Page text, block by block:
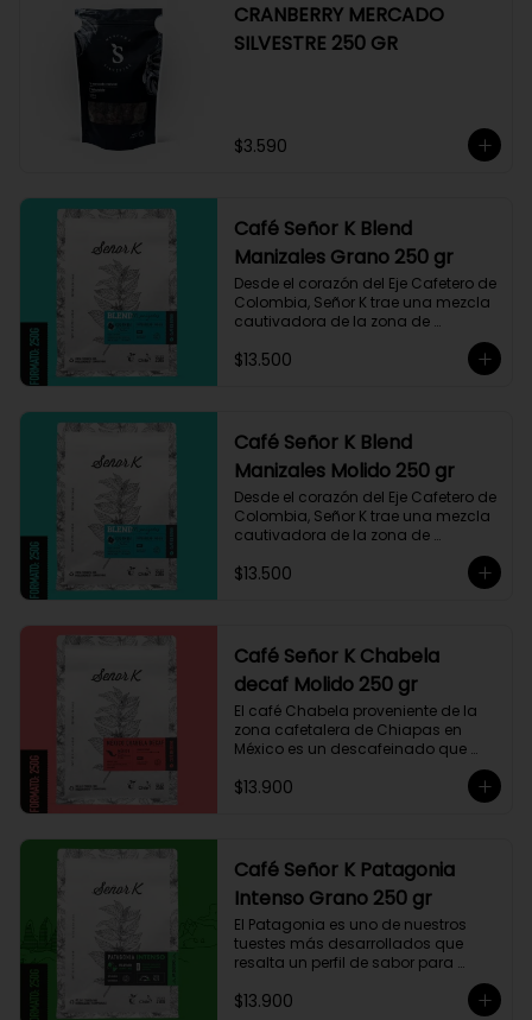
CRANBERRY MERCADO
SILVESTRE 250 GR
$3.590
Café Señor K Blend
Manizales Grano 250 gr
Desde el corazón del Eje Cafetero de
Colombia, Señor K trae una mezcla
cautivadora de la zona de
Manizales, entre 1.800 y 1.950 msnm.
La variedad es Castillo, que ha sido
trazas de chocolate. El tueste medio
permite degustar todos los sabores
complejos de este café
$13.500
Café Señor K Blend
Manizales Molido 250 gr
Desde el corazón del Eje Cafetero de
Colombia, Señor K trae una mezcla
cautivadora de la zona de
Manizales, entre 1.800 y 1.950 msnm.
La variedad es Castillo, que ha sido
trazas de chocolate. El tueste medio
permite degustar todos los sabores
complejos de este café
$13.500
Café Señor K Chabela
decaf Molido 250 gr
El café Chabela proveniente de la
zona cafetalera de Chiapas en
México es un descafeinado que
Este café se siembra cerca de la
fruto de su trabajo en el campo a
su madre, Chabela. Es un típica
descafeinado con agua, con
toques especiados y un cuerpo
cremoso, resaltan notas canela,
chocolate negro y lima, esto le
otorga una puntuación de 83,75. Si
buscas descansar de la cafeína,
esta es una exquisita alternativa
$13.900
Café Señor K Patagonia
Intenso Grano 250 gr
El Patagonia es uno de nuestros
tuestes más desarrollados que
resalta un perfil de sabor para
intenso único y con exquisito
$13.900